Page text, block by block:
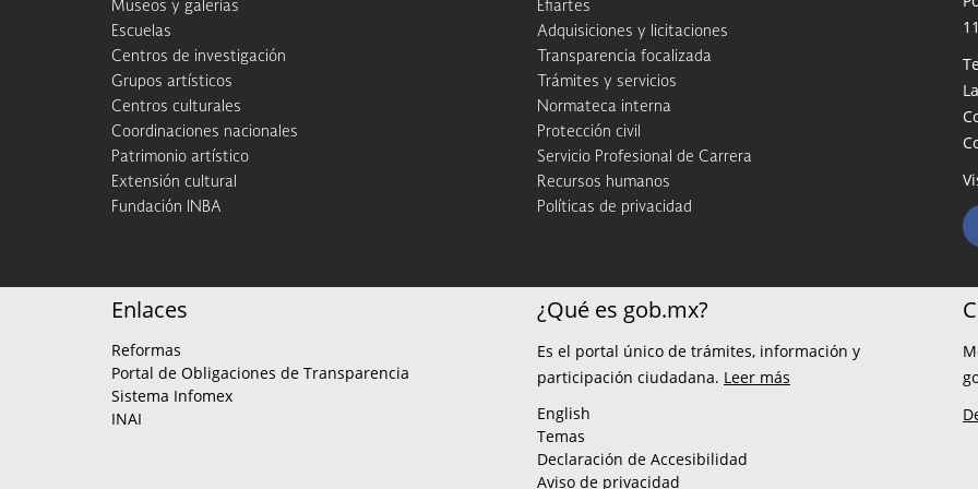
Museos y galerías
Escuelas
Centros de investigación
Grupos artísticos
Centros culturales
Coordinaciones nacionales
Patrimonio artístico
Extensión cultural
Fundación INBA
Efiartes
Adquisiciones y licitaciones
Transparencia focalizada
Trámites y servicios
Normateca interna
Protección civil
Servicio Profesional de Carrera
Recursos humanos
Políticas de privacidad
Enlaces
Reformas
Portal de Obligaciones de Transparencia
Sistema Infomex
INAI
¿Qué es gob.mx?
Es el portal único de trámites, información y
participación ciudadana. Leer más
English
Temas
Declaración de Accesibilidad
Aviso de privacidad